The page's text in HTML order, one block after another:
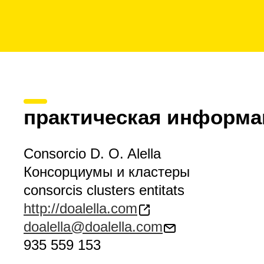
практическая
Consorcio D. O. Alella
Консорциумы и кластеры
consorcis clusters entitats
http://doalella.com
doalella@doalella.com
935 559 153